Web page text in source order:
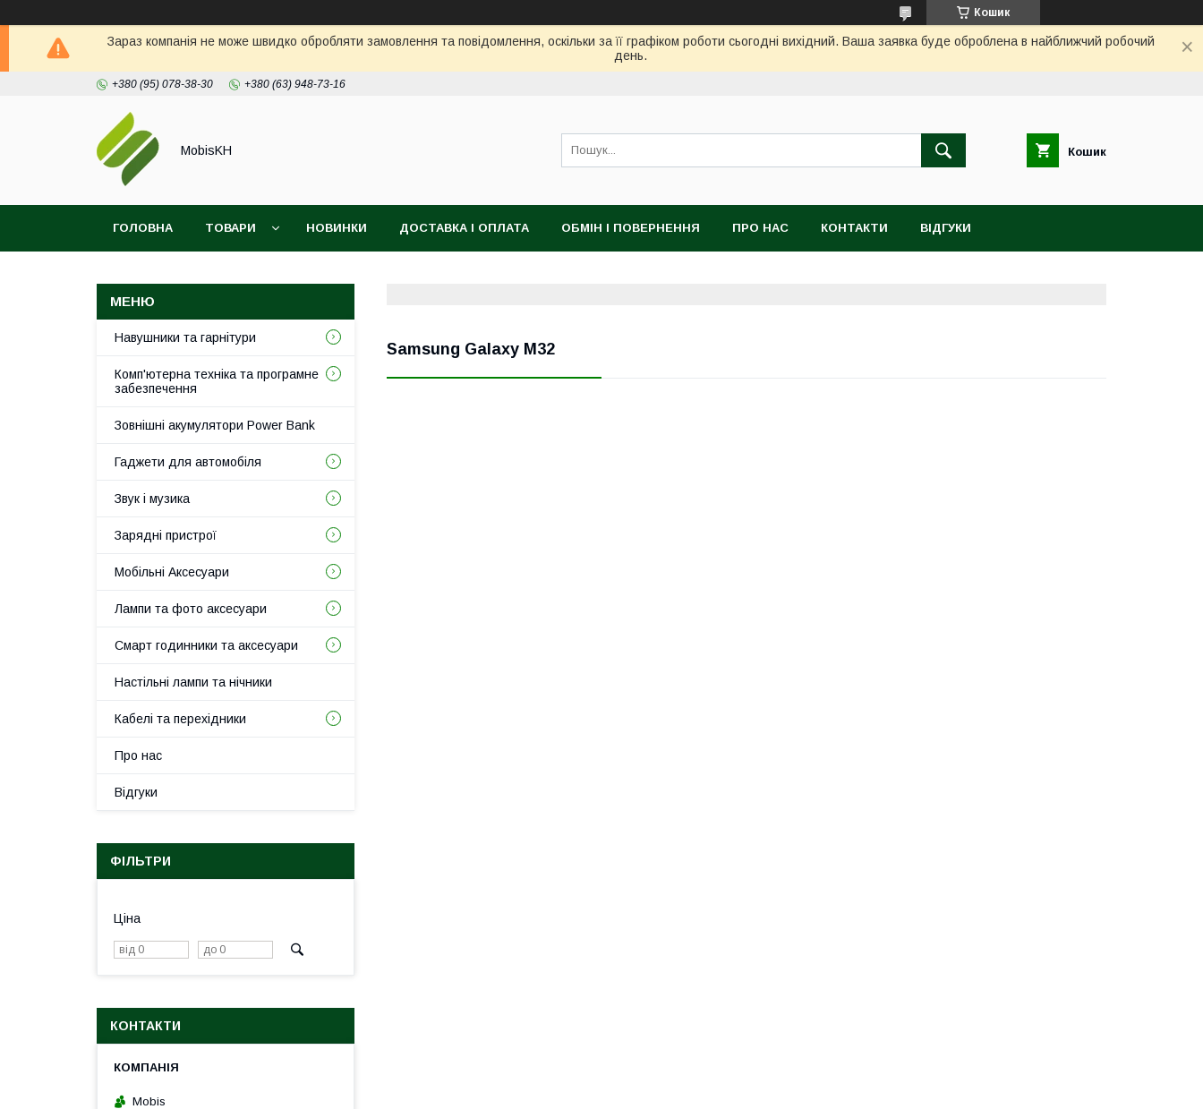
Кошик
Зараз компанія не може швидко обробляти замовлення та повідомлення, оскільки за її графіком роботи сьогодні вихідний. Ваша заявка буде оброблена в найближчий робочий
день.
+380 (95) 078-38-30 +380 (63) 948-73-16
MobisKH Кошик
ГОЛОВНА ТОВАРИ НОВИНКИ ДОСТАВКА І ОПЛАТА ОБМІН І ПОВЕРНЕННЯ ПРО НАС КОНТАКТИ ВІДГУКИ
Samsung Galaxy M32
Навушники та гарнітури
Комп'ютерна техніка та програмне
забезпечення
Зовнішні акумулятори Power Bank
Гаджети для автомобіля
Звук і музика
Зарядні пристрої
Мобільні Аксесуари
Лампи та фото аксесуари
Смарт годинники та аксесуари
Настільні лампи та нічники
Кабелі та перехідники
Про нас
Відгуки
ФІЛЬТРИ
Ціна
КОНТАКТИ
Mobis